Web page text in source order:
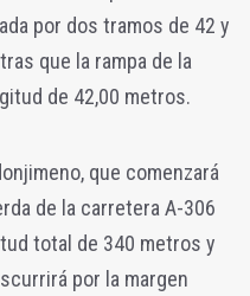
por dos tramos de 42 y
que la rampa de la
de 42,00 metros.
que comenzará
de la carretera A-306
total de 340 metros y
por la margen